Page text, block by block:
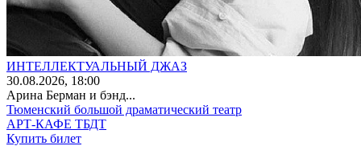
ИНТЕЛЛЕКТУАЛЬНЫЙ ДЖАЗ
30.08.2026, 18:00
Арина Берман и бэнд...
Тюменский большой драматический театр
АРТ-КАФЕ ТБДТ
Купить билет